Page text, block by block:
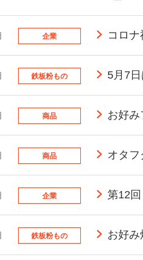
企業 コロ
鉄板粉もの 5月7
商品 お好み
商品 オタフ
企業 第12
鉄板粉もの お好